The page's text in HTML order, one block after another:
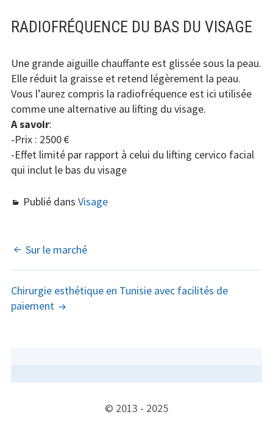
RADIOFRÉQUENCE DU BAS DU VISAGE
Une grande aiguille chauffante est glissée sous la peau.
Elle réduit la graisse et retend légèrement la peau.
Vous l’aurez compris la radiofréquence est ici utilisée
comme une alternative au lifting du visage.
A savoir:
-Prix : 2500 €
-Effet limité par rapport à celui du lifting cervico facial
qui inclut le bas du visage
Publié dans Visage
NAVIGATION
DES
ARTICLES
Sur le marché
Chirurgie esthétique en Tunisie avec facilités de
paiement
LATÉRALE
© 2013 - 2025